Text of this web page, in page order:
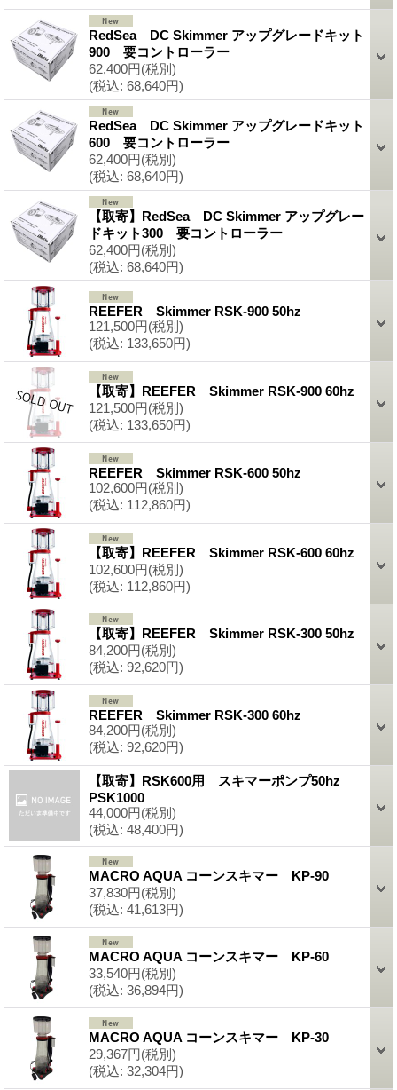
RedSea DC Skimmer アップグレードキット
900 要コントローラー
62,400円(税別)
(税込: 68,640円)
RedSea DC Skimmer アップグレードキット
600 要コントローラー
62,400円(税別)
(税込: 68,640円)
【取寄】RedSea DC Skimmer アップグレー
ドキット300 要コントローラー
62,400円(税別)
(税込: 68,640円)
REEFER Skimmer RSK-900 50hz
121,500円(税別)
(税込: 133,650円)
【取寄】REEFER Skimmer RSK-900 60hz
121,500円(税別)
(税込: 133,650円)
REEFER Skimmer RSK-600 50hz
102,600円(税別)
(税込: 112,860円)
【取寄】REEFER Skimmer RSK-600 60hz
102,600円(税別)
(税込: 112,860円)
【取寄】REEFER Skimmer RSK-300 50hz
84,200円(税別)
(税込: 92,620円)
REEFER Skimmer RSK-300 60hz
84,200円(税別)
(税込: 92,620円)
【取寄】RSK600用 スキマーポンプ50hz
PSK1000
44,000円(税別)
(税込: 48,400円)
MACRO AQUA コーンスキマー KP-90
37,830円(税別)
(税込: 41,613円)
MACRO AQUA コーンスキマー KP-60
33,540円(税別)
(税込: 36,894円)
MACRO AQUA コーンスキマー KP-30
29,367円(税別)
(税込: 32,304円)